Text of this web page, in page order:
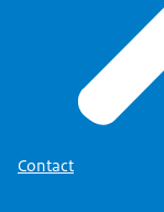
Contact